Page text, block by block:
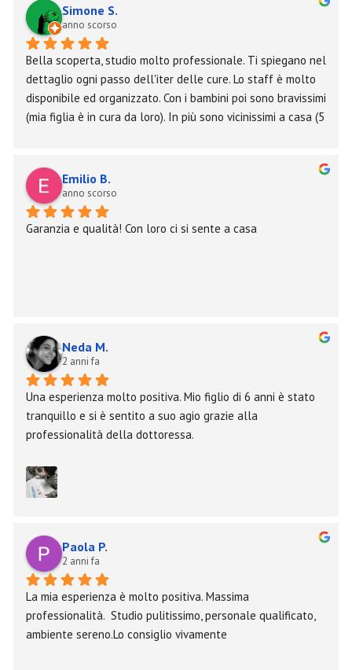
Simone S.
anno scorso
Bella scoperta, studio molto professionale. Ti spiegano nel
dettaglio ogni passo dell'iter delle cure. Lo staff è molto
disponibile ed organizzato. Con i bambini poi sono bravissimi
(mia figlia è in cura da loro). In più sono vicinissimi a casa (5
Emilio B.
anno scorso
Garanzia e qualità! Con loro ci si sente a casa
Neda M.
2 anni fa
Una esperienza molto positiva. Mio figlio di 6 anni è stato
tranquillo e si è sentito a suo agio grazie alla
professionalità della dottoressa.
Paola P.
2 anni fa
La mia esperienza è molto positiva. Massima
professionalità.  Studio pulitissimo, personale qualificato,
ambiente sereno.Lo consiglio vivamente